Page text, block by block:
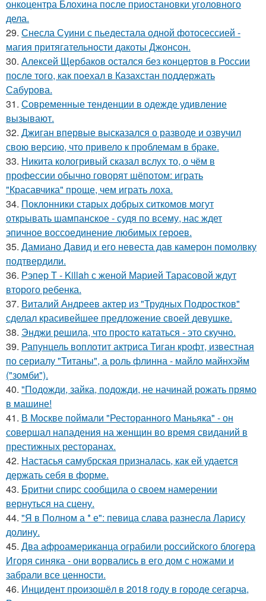
онкоцентра Блохина после приостановки уголовного
дела.
29. Снесла Суини с пьедестала одной фотосессией -
магия притягательности дакоты Джонсон.
30. Алексей Щербаков остался без концертов в России
после того, как поехал в Казахстан поддержать
Сабурова.
31. Современные тенденции в одежде удивление
вызывают.
32. Джиган впервые высказался о разводе и озвучил
свою версию, что привело к проблемам в браке.
33. Никита кологривый сказал вслух то, о чём в
профессии обычно говорят шёпотом: играть
"Красавчика" проще, чем играть лоха.
34. Поклонники старых добрых ситкомов могут
открывать шампанское - судя по всему, нас ждет
эпичное воссоединение любимых героев.
35. Дамиано Давид и его невеста дав камерон помолвку
подтвердили.
36. Рэпер T - Killah с женой Марией Тарасовой ждут
второго ребенка.
37. Виталий Андреев актер из "Трудных Подростков"
сделал красивейшее предложение своей девушке.
38. Энджи решила, что просто кататься - это скучно.
39. Рапунцель воплотит актриса Тиган крофт, известная
по сериалу "Титаны", а роль флинна - майло майнхэйм
("зомби").
40. "Подожди, зайка, подожди, не начинай рожать прямо
в машине!
41. В Москве поймали "Ресторанного Маньяка" - он
совершал нападения на женщин во время свиданий в
престижных ресторанах.
42. Настасья самубрская призналась, как ей удается
держать себя в форме.
43. Бритни спирс сообщила о своем намерении
вернуться на сцену.
44. "Я в Полном а * е": певица слава разнесла Ларису
долину.
45. Два афроамериканца ограбили российского блогера
Игоря синяка - они ворвались в его дом с ножами и
забрали все ценности.
46. Инцидент произошёл в 2018 году в городе сегарча,